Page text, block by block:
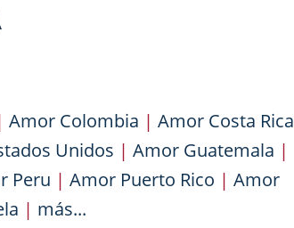
Amor Colombia | Amor Costa Rica
Unidos | Amor Guatemala |
Peru | Amor Puerto Rico | Amor
| más...